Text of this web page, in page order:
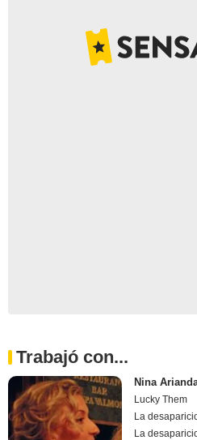
Trabajó con...
Nina
Lucky Them
La
La